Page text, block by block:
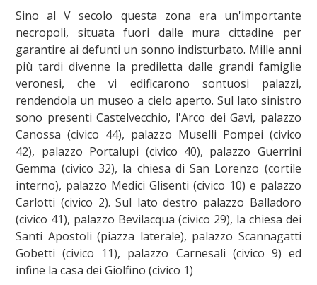
Sino al V secolo questa zona era un'importante
necropoli, situata fuori dalle mura cittadine per
garantire ai defunti un sonno indisturbato. Mille anni
più tardi divenne la prediletta dalle grandi famiglie
veronesi, che vi edificarono sontuosi palazzi,
rendendola un museo a cielo aperto. Sul lato sinistro
sono presenti Castelvecchio, l'Arco dei Gavi, palazzo
Canossa (civico 44), palazzo Muselli Pompei (civico
42), palazzo Portalupi (civico 40), palazzo Guerrini
Gemma (civico 32), la chiesa di San Lorenzo (cortile
interno), palazzo Medici Glisenti (civico 10) e palazzo
Carlotti (civico 2). Sul lato destro palazzo Balladoro
(civico 41), palazzo Bevilacqua (civico 29), la chiesa dei
Santi Apostoli (piazza laterale), palazzo Scannagatti
Gobetti (civico 11), palazzo Carnesali (civico 9) ed
infine la casa dei Giolfino (civico 1)